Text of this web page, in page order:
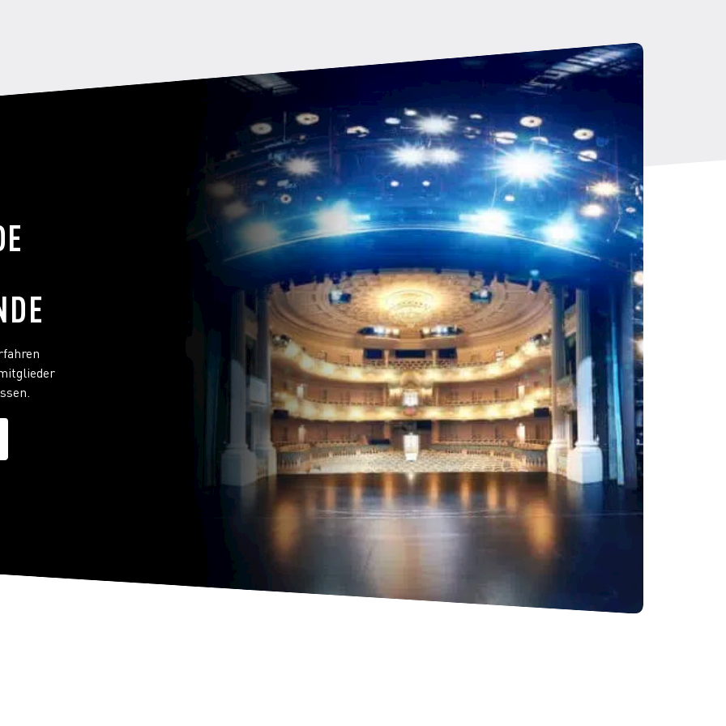
Dein Tipp gegen Lampenfieber?
4-7-11 Atmung und ein Mantra.
Welchen Sport liebst du?
Alles was mit nem Ball zu tun hat, Snowboard, obwohl ich mir
beim letzten mal das Schlüsselbein gebrochen habe und